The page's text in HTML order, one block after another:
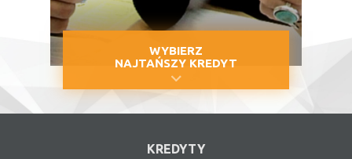
WYBIERZ
NAJTAŃSZY KREDYT
KREDYTY